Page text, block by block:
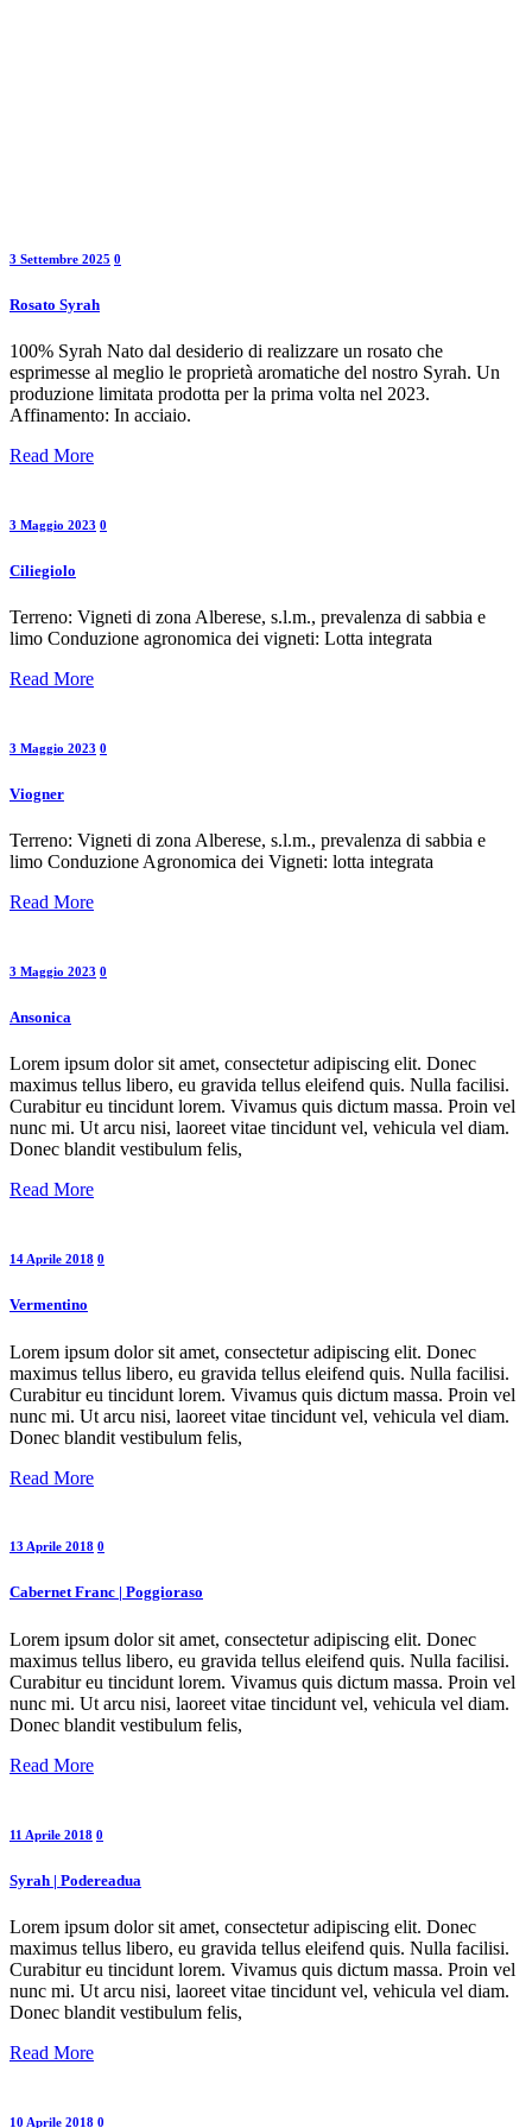
3 Settembre 2025 0
Rosato Syrah
100% Syrah Nato dal desiderio di realizzare un rosato che
esprimesse al meglio le proprietà aromatiche del nostro Syrah. Un
produzione limitata prodotta per la prima volta nel 2023.
Affinamento: In acciaio.
Read More
3 Maggio 2023 0
Ciliegiolo
Terreno: Vigneti di zona Alberese, s.l.m., prevalenza di sabbia e
limo Conduzione agronomica dei vigneti: Lotta integrata
Read More
3 Maggio 2023 0
Viogner
Terreno: Vigneti di zona Alberese, s.l.m., prevalenza di sabbia e
limo Conduzione Agronomica dei Vigneti: lotta integrata
Read More
3 Maggio 2023 0
Ansonica
Lorem ipsum dolor sit amet, consectetur adipiscing elit. Donec
maximus tellus libero, eu gravida tellus eleifend quis. Nulla facilisi.
Curabitur eu tincidunt lorem. Vivamus quis dictum massa. Proin vel
nunc mi. Ut arcu nisi, laoreet vitae tincidunt vel, vehicula vel diam.
Donec blandit vestibulum felis,
Read More
14 Aprile 2018 0
Vermentino
Lorem ipsum dolor sit amet, consectetur adipiscing elit. Donec
maximus tellus libero, eu gravida tellus eleifend quis. Nulla facilisi.
Curabitur eu tincidunt lorem. Vivamus quis dictum massa. Proin vel
nunc mi. Ut arcu nisi, laoreet vitae tincidunt vel, vehicula vel diam.
Donec blandit vestibulum felis,
Read More
13 Aprile 2018 0
Cabernet Franc | Poggioraso
Lorem ipsum dolor sit amet, consectetur adipiscing elit. Donec
maximus tellus libero, eu gravida tellus eleifend quis. Nulla facilisi.
Curabitur eu tincidunt lorem. Vivamus quis dictum massa. Proin vel
nunc mi. Ut arcu nisi, laoreet vitae tincidunt vel, vehicula vel diam.
Donec blandit vestibulum felis,
Read More
11 Aprile 2018 0
Syrah | Podereadua
Lorem ipsum dolor sit amet, consectetur adipiscing elit. Donec
maximus tellus libero, eu gravida tellus eleifend quis. Nulla facilisi.
Curabitur eu tincidunt lorem. Vivamus quis dictum massa. Proin vel
nunc mi. Ut arcu nisi, laoreet vitae tincidunt vel, vehicula vel diam.
Donec blandit vestibulum felis,
Read More
10 Aprile 2018 0